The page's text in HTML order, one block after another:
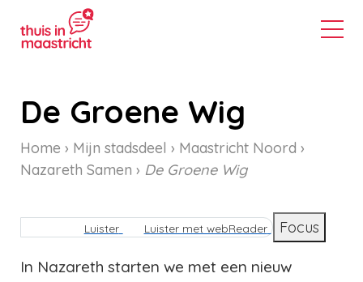
De Groene Wig
Home Mijn stadsdeel
Maastricht Noord
Nazareth Samen
De Groene Wig
Luister Luister met webReader Focus
In Nazareth starten we met een nieuw